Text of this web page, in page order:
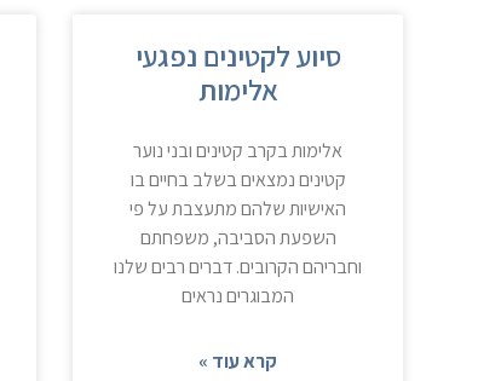
סיוע לקטינים נפגעי
אלימות
אלימות בקרב קטינים ובני נוער
קטינים נמצאים בשלב בחיים בו
האישיות שלהם מתעצבת על פי
השפעת הסביבה, משפחתם
וחבריהם הקרובים. דברים רבים שלנו
המבוגרים נראים
קרא עוד »